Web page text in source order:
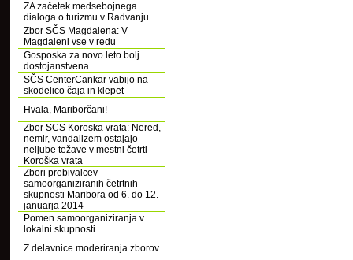
ZA začetek medsebojnega
dialoga o turizmu v Radvanju
Zbor SČS Magdalena: V
Magdaleni vse v redu
Gosposka za novo leto bolj
dostojanstvena
SČS CenterCankar vabijo na
skodelico čaja in klepet
Hvala, Mariborčani!
Zbor SCS Koroska vrata: Nered,
nemir, vandalizem ostajajo
neljube težave v mestni četrti
Koroška vrata
Zbori prebivalcev
samoorganiziranih četrtnih
skupnosti Maribora od 6. do 12.
januarja 2014
Pomen samoorganiziranja v
lokalni skupnosti
Z delavnice moderiranja zborov